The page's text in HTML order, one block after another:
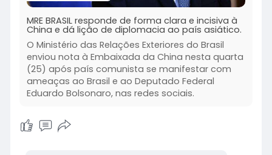
MRE BRASIL responde de forma clara e incisiva à
China e dá lição de diplomacia ao país asiático.
O Ministério das Relações Exteriores do Brasil
enviou nota à Embaixada da China nesta quarta
(25) após país comunista se manifestar com
ameaças ao Brasil e ao Deputado Federal
Eduardo Bolsonaro, nas redes sociais.